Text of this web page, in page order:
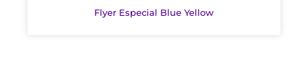
Flyer Especial Blue Yellow